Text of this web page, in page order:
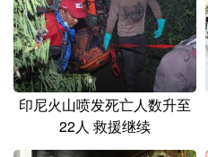
印尼火山喷发死亡人数升至
22人 救援继续